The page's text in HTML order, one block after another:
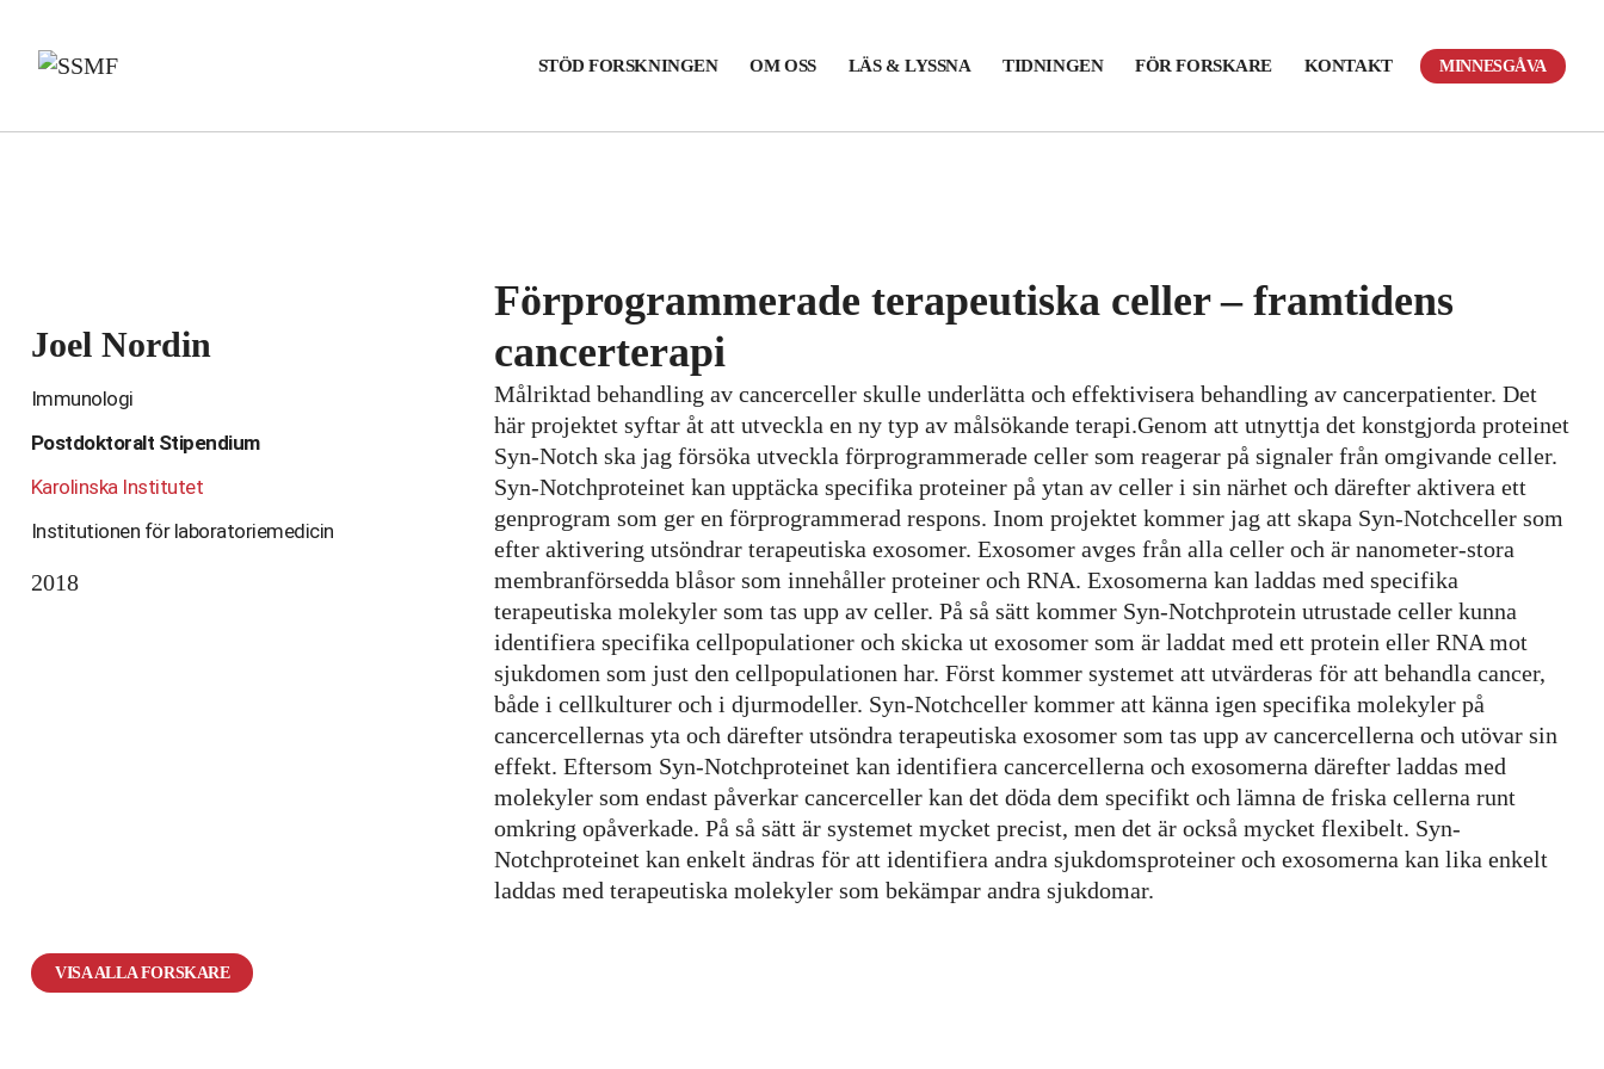
content
STÖD FORSKNINGEN OM OSS LÄS & LYSSNA TIDNINGEN FÖR FORSKARE KONTAKT MINNESGÅVA
Joel Nordin
Immunologi
Postdoktoralt Stipendium
Karolinska Institutet
Institutionen för laboratoriemedicin
2018
Förprogrammerade terapeutiska celler – framtidens
cancerterapi
Målriktad behandling av cancerceller skulle underlätta och effektivisera behandling av cancerpatienter. Det
här projektet syftar åt att utveckla en ny typ av målsökande terapi.Genom att utnyttja det konstgjorda proteinet
Syn-Notch ska jag försöka utveckla förprogrammerade celler som reagerar på signaler från omgivande celler.
Syn-Notchproteinet kan upptäcka specifika proteiner på ytan av celler i sin närhet och därefter aktivera ett
genprogram som ger en förprogrammerad respons. Inom projektet kommer jag att skapa Syn-Notchceller som
efter aktivering utsöndrar terapeutiska exosomer. Exosomer avges från alla celler och är nanometer-stora
membranförsedda blåsor som innehåller proteiner och RNA. Exosomerna kan laddas med specifika
terapeutiska molekyler som tas upp av celler. På så sätt kommer Syn-Notchprotein utrustade celler kunna
identifiera specifika cellpopulationer och skicka ut exosomer som är laddat med ett protein eller RNA mot
sjukdomen som just den cellpopulationen har. Först kommer systemet att utvärderas för att behandla cancer,
både i cellkulturer och i djurmodeller. Syn-Notchceller kommer att känna igen specifika molekyler på
cancercellernas yta och därefter utsöndra terapeutiska exosomer som tas upp av cancercellerna och utövar sin
effekt. Eftersom Syn-Notchproteinet kan identifiera cancercellerna och exosomerna därefter laddas med
molekyler som endast påverkar cancerceller kan det döda dem specifikt och lämna de friska cellerna runt
omkring opåverkade. På så sätt är systemet mycket precist, men det är också mycket flexibelt. Syn-
Notchproteinet kan enkelt ändras för att identifiera andra sjukdomsproteiner och exosomerna kan lika enkelt
laddas med terapeutiska molekyler som bekämpar andra sjukdomar.
VISA ALLA FORSKARE